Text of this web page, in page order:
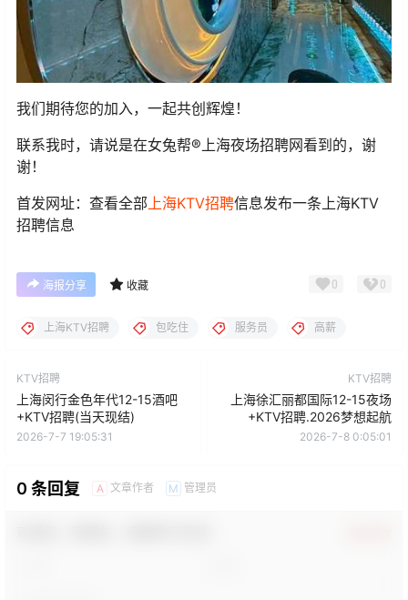
我们期待您的加入，一起共创辉煌！
联系我时，请说是在女兔帮®上海夜场招聘网看到的，谢
谢！
首发网址：查看全部 上海KTV招聘信息发布一条上海KTV
招聘信息
海报分享 收藏 0 0
上海KTV招聘 包吃住 服务员 高薪
KTV招聘
上海闵行金色年代12-15酒吧
+KTV招聘(当天现结)
2026-7-7 19:05:31
KTV招聘
上海徐汇丽都国际12-15夜场
+KTV招聘.2026梦想起航
2026-7-8 0:05:01
0 条回复 A 文章作者 M 管理员